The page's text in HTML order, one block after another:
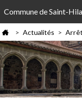
Commune de Saint-
> Actualités >